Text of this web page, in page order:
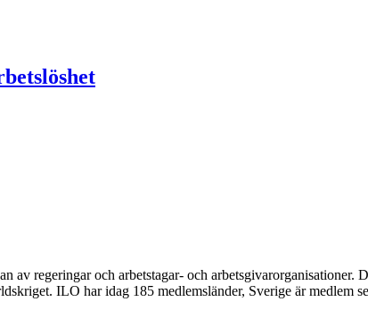
av regeringar och arbetstagar- och
ILO har idag 185 medlemsländer, Sverige är medlem